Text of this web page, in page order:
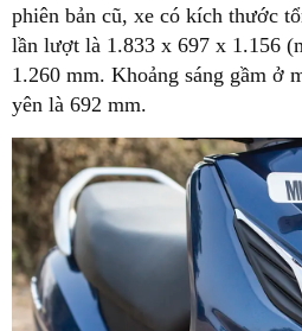
phiên bản cũ, xe có kích thước
lần lượt là 1.833 x 697 x 1.156
1.260 mm. Khoảng sáng gầm ở
yên là 692 mm.